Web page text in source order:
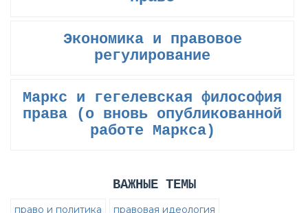
Экономика и правовое
регулирование
Маркс и гегелевская философия
права (о вновь опубликованной
работе Маркса)
ВАЖНЫЕ ТЕМЫ
право и политика правовая идеология